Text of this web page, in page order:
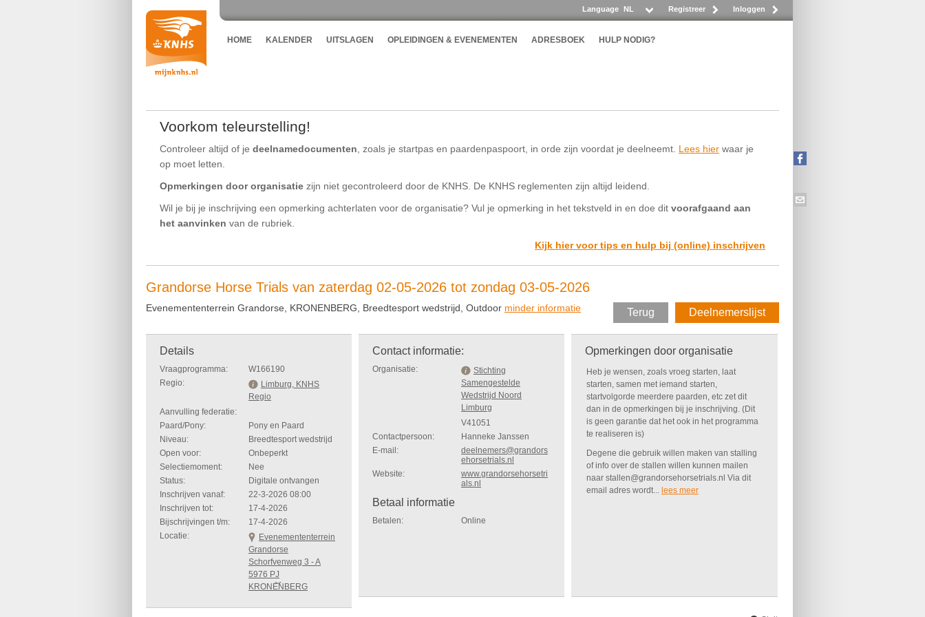
Registreer Inloggen
Language NL
HOME KALENDER UITSLAGEN OPLEIDINGEN & EVENEMENTEN ADRESBOEK HULP NODIG?
Voorkom teleurstelling!
Controleer altijd of je deelnamedocumenten , zoals je startpas en paardenpaspoort, in orde zijn voordat je deelneemt. Lees hier waar je
op moet letten.
Opmerkingen door organisatie zijn niet gecontroleerd door de KNHS. De KNHS reglementen zijn altijd leidend.
Wil je bij je inschrijving een opmerking achterlaten voor de organisatie? Vul je opmerking in het tekstveld in en doe dit voorafgaand aan
het aanvinken van de rubriek.
Kijk hier voor tips en hulp bij (online) inschrijven
Grandorse Horse Trials van zaterdag 02-05-2026 tot zondag 03-05-2026
Deelnemerslijst
Terug
Evenemententerrein Grandorse, KRONENBERG, Breedtesport wedstrijd, Outdoor minder informatie
Details
Vraagprogramma:
W166190
Regio:
Limburg, KNHS
Regio
Aanvulling federatie:
Paard/Pony:
Pony en Paard
Niveau:
Breedtesport wedstrijd
Open voor:
Onbeperkt
Selectiemoment:
Nee
Status:
Digitale ontvangen
Inschrijven vanaf:
22-3-2026 08:00
Inschrijven tot:
17-4-2026
Bijschrijvingen t/m:
17-4-2026
Locatie:
Evenemententerrein
Grandorse
Schorfvenweg 3 - A
5976 PJ
KRONENBERG
Contact informatie:
Organisatie:
Stichting
Samengestelde
Wedstrijd Noord
Limburg
V41051
Contactpersoon:
Hanneke Janssen
E-mail:
deelnemers@grandors
ehorsetrials.nl
Website:
www.grandorsehorsetri
als.nl
Betaal informatie
Betalen: Online
Opmerkingen door organisatie
Heb je wensen, zoals vroeg starten, laat
starten, samen met iemand starten,
startvolgorde meerdere paarden, etc zet dit
dan in de opmerkingen bij je inschrijving. (Dit
is geen garantie dat het ook in het programma
te realiseren is)
Degene die gebruik willen maken van stalling
of info over de stallen willen kunnen mailen
naar stallen@grandorsehorsetrials.nl Via dit
email adres wordt... lees meer